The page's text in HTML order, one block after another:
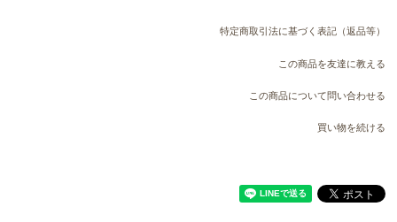
特定商取引法に基づく表記（返品等）
この商品を友達に教える
この商品について問い合わせる
買い物を続ける